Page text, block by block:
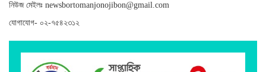
নিউজ মেইলঃ newsbortomanjonojibon@gmail.com
যোগাযোগ- ০২-৭৫৪২৩১২